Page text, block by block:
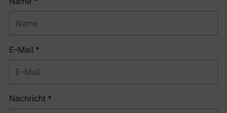
E-Mail *
Nachricht *